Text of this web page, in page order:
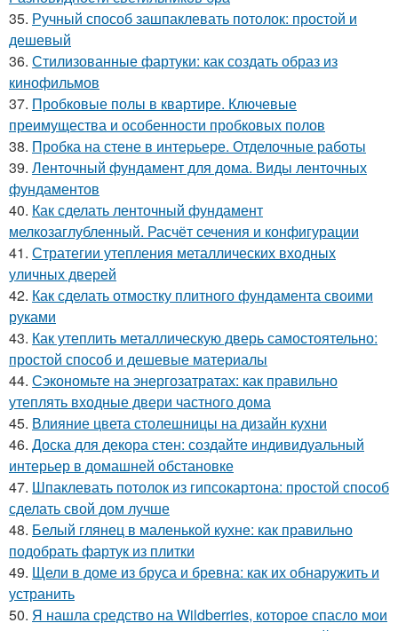
35. Ручный способ зашпаклевать потолок: простой и
дешевый
36. Стилизованные фартуки: как создать образ из
кинофильмов
37. Пробковые полы в квартире. Ключевые
преимущества и особенности пробковых полов
38. Пробка на стене в интерьере. Отделочные работы
39. Ленточный фундамент для дома. Виды ленточных
фундаментов
40. Как сделать ленточный фундамент
мелкозаглубленный. Расчёт сечения и конфигурации
41. Стратегии утепления металлических входных
уличных дверей
42. Как сделать отмостку плитного фундамента своими
руками
43. Как утеплить металлическую дверь самостоятельно:
простой способ и дешевые материалы
44. Сэкономьте на энергозатратах: как правильно
утеплять входные двери частного дома
45. Влияние цвета столешницы на дизайн кухни
46. Доска для декора стен: создайте индивидуальный
интерьер в домашней обстановке
47. Шпаклевать потолок из гипсокартона: простой способ
сделать свой дом лучше
48. Белый глянец в маленькой кухне: как правильно
подобрать фартук из плитки
49. Щели в доме из бруса и бревна: как их обнаружить и
устранить
50. Я нашла средство на Wildberries, которое спасло мои